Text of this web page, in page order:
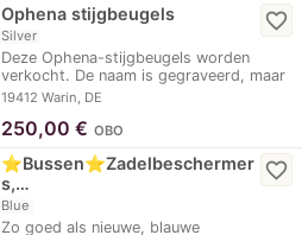
Ophena stijgbeugels
Silver
Deze Ophena-stijgbeugels worden
verkocht. De naam is gegraveerd, maar
valt niet op.…
19412 Warin, DE
favorite_border
250,00 € OBO
⭐️Bussen⭐️Zadelbeschermer
s,…
Blue
Zo goed als nieuwe, blauwe
favorite_border